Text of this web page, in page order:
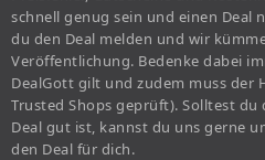
schnell genug sein und einen Deal
du den Deal melden und wir
Veröffentlichung. Bedenke dabei
DealGott gilt und zudem muss der
Trusted Shops geprüft). Solltest
Deal gut ist, kannst du uns gerne
den Deal für dich.